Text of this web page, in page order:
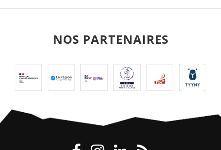
NOS PARTENAIRES